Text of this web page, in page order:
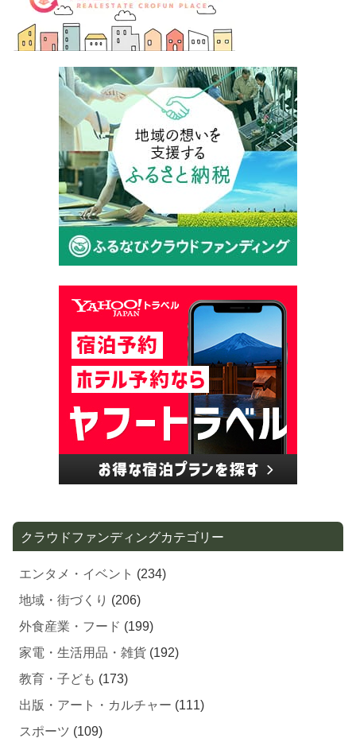
クラウドファンディングカテゴリー
エンタメ・イベント (234)
地域・街づくり (206)
外食産業・フード (199)
家電・生活用品・雑貨 (192)
教育・子ども (173)
出版・アート・カルチャー (111)
スポーツ (109)